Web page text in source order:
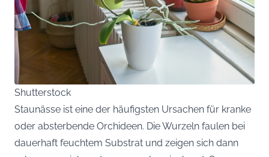
Shutterstock
Staunässe ist eine der häufigsten Ursachen für kranke
oder absterbende Orchideen. Die Wurzeln faulen bei
dauerhaft feuchtem Substrat und zeigen sich dann